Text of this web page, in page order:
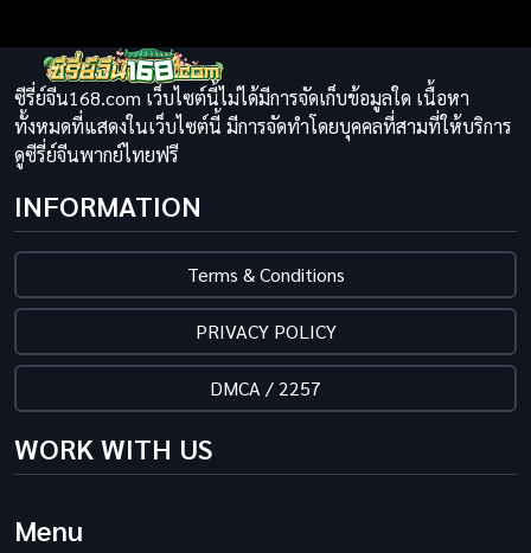
ซีรี่ย์จีน168.com เว็บไซต์นี้ไม่ได้มีการจัดเก็บข้อมูลใด เนื้อหา
ทั้งหมดที่แสดงในเว็บไซต์นี้ มีการจัดทำโดยบุคคลที่สามที่ให้บริการ
ดูซีรี่ย์จีนพากย์ไทยฟรี
INFORMATION
Terms & Conditions
PRIVACY POLICY
DMCA / 2257
WORK WITH US
Menu